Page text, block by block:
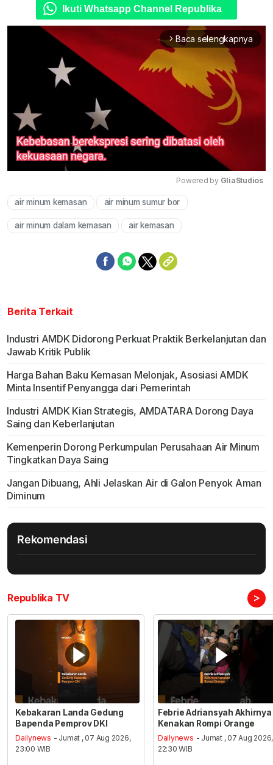
Ikuti Whatsapp Channel Republika
arrow_forward_ios Baca selengkapnya
Powered by GliaStudios
air minum kemasan air minum sumur bor
air minum dalam kemasan air kemasan
Berita Terkait
Industri AMDK Didorong Perkuat Praktik Berkelanjutan dan
Jawab Kritik Publik
Harga Bahan Baku Kemasan Melonjak, Asosiasi AMDK
Minta Insentif Penyangga dari Pemerintah
Industri AMDK Kian Strategis, AMDATARA Dorong Daya
Saing dan Keberlanjutan
Kemenperin Dorong Perkumpulan Perusahaan Air Minum
Tingkatkan Daya Saing
Jangan Dibuang, Ahli Jelaskan Air di Galon Penyok Aman
Diminum
Rekomendasi
Republika TV >
Kebakaran Landa Gedung
Bapenda Pemprov DKI
Dailynews - Jumat , 07 Aug 2026,
23:00 WIB
Febrie Adriansyah Akhirnya
Kenakan Rompi Orange
Dailynews - Jumat , 07 Aug 2026,
22:30 WIB